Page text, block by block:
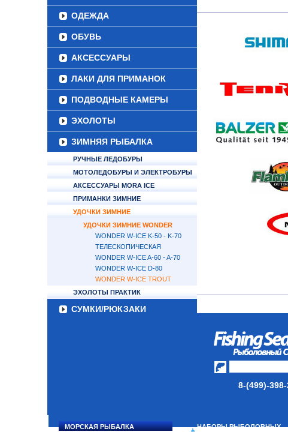
ОДЕЖДА
ОБУВЬ
АКСЕССУАРЫ
ЛАКИ ДЛЯ ПРИМАНОК
ПОДВОДНЫЕ КАМЕРЫ
ЭХОЛОТЫ
ЗИМНЯЯ РЫБАЛКА
РУЧНЫЕ ЛЕДОБУРЫ
МОТОЛЕДОБУРЫ И ЭЛЕКТРОБУРЫ
АКСЕССУАРЫ MORA ICE
ПРИМАНКИ ЗИМНИЕ
УДОЧКИ ЗИМНИЕ
УДОЧКИ ЗИМНИЕ WONDER
WONDER W-ICE K-50 - K-70
ТЕЛЕСКОПИЧЕСКАЯ
WONDER W-ICE A-60 - A-70
WONDER W-ICE D-80
WONDER W-ICE TROUT
ЭХОЛОТЫ ПРАКТИК
СУМКИ/РЮКЗАКИ
8-(499)-
МОРСКАЯ РЫБАЛКА НАБОРЫ РЫБОЛОВНЫХ